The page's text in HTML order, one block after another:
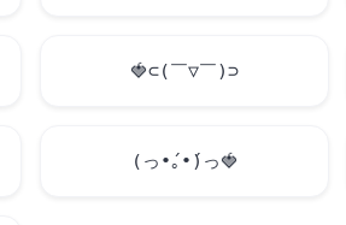
🍓⊂(￣▽￣)⊃
(っ•́｡•́)っ🍓